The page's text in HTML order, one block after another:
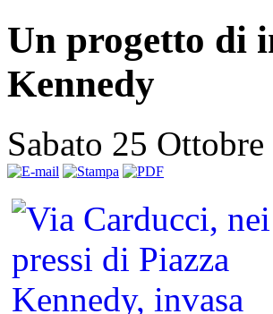
Un progetto di
Kennedy
Sabato 25